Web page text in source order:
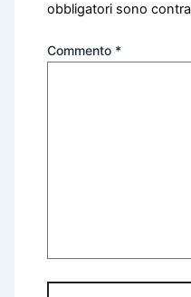
obbligatori sono
Commento *